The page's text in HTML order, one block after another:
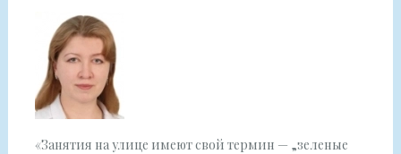
«Занятия на улице имеют свой термин — „зеленые